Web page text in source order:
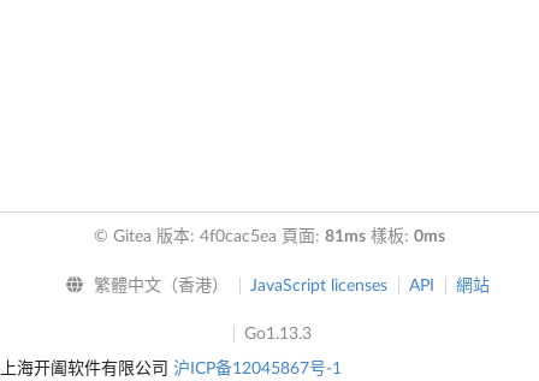
© Gitea 版本: 4f0cac5ea 頁面: 81ms 樣板: 0ms
繁體中文（香港） JavaScript licenses API 網站
Go1.13.3
上海开阖软件有限公司 沪ICP备12045867号-1